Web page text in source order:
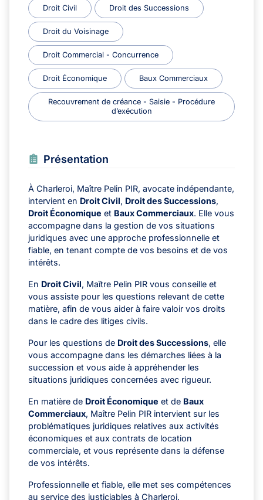
Droit Civil Droit des Successions
Droit du Voisinage
Droit Commercial - Concurrence
Droit Économique Baux Commerciaux
Recouvrement de créance - Saisie - Procédure
d’exécution
Présentation
À Charleroi, Maître Pelin PIR, avocate indépendante,
intervient en Droit Civil, Droit des Successions,
Droit Économique et Baux Commerciaux. Elle vous
accompagne dans la gestion de vos situations
juridiques avec une approche professionnelle et
fiable, en tenant compte de vos besoins et de vos
intérêts.
En Droit Civil, Maître Pelin PIR vous conseille et
vous assiste pour les questions relevant de cette
matière, afin de vous aider à faire valoir vos droits
dans le cadre des litiges civils.
Pour les questions de Droit des Successions, elle
vous accompagne dans les démarches liées à la
succession et vous aide à appréhender les
situations juridiques concernées avec rigueur.
En matière de Droit Économique et de Baux
Commerciaux, Maître Pelin PIR intervient sur les
problématiques juridiques relatives aux activités
économiques et aux contrats de location
commerciale, et vous représente dans la défense
de vos intérêts.
Professionnelle et fiable, elle met ses compétences
au service des justiciables à Charleroi.